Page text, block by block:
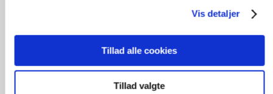
Vis detaljer
Tillad alle cookies
Tillad valgte
VELOUR
27062-MI MED